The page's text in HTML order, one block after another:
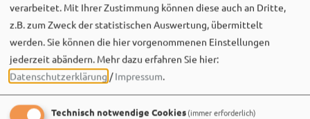
Die alte Weide am Seeweiher muss aus Gründen der
Verkehrssicherheit leider gefällt werden.
Bei der aktuellen Baumkontrolle wurden massive…
verarbeitet. Mit Ihrer Zustimmung können diese auch an Dritte,
z.B. zum Zweck der statistischen Auswertung, übermittelt
werden. Sie können die hier vorgenommenen Einstellungen
jederzeit abändern. Mehr dazu erfahren Sie hier:
Datenschutzerklärung /Impressum.
Technisch notwendige Cookies(immer erforderlich)